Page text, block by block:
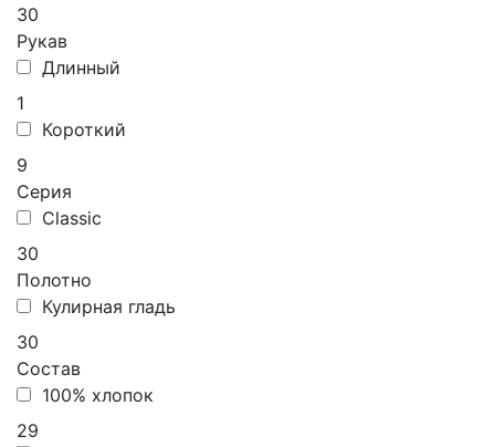
30
Рукав
Длинный
1
Короткий
9
Серия
Classic
30
Полотно
Кулирная гладь
30
Состав
100% хлопок
29